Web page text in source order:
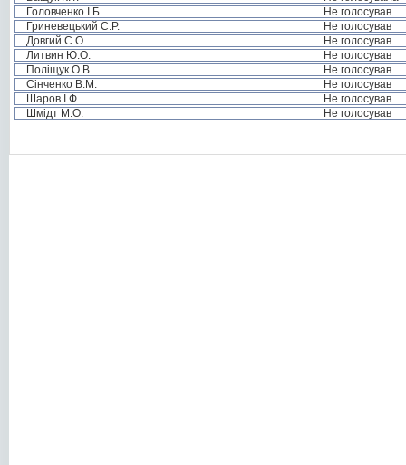
Головченко І.Б.
Не голосував
Гриневецький С.Р.
Не голосував
Довгий С.О.
Не голосував
Литвин Ю.О.
Не голосував
Поліщук О.В.
Не голосував
Сінченко В.М.
Не голосував
Шаров І.Ф.
Не голосував
Шмідт М.О.
Не голосував